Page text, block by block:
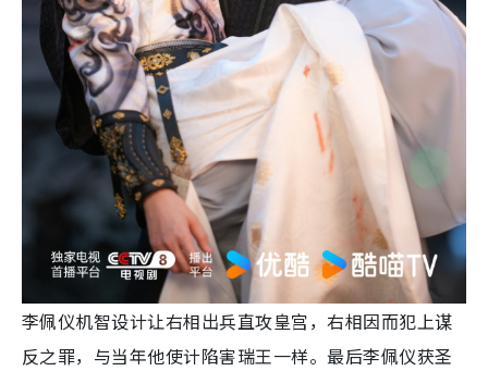
李佩仪机智设计让右相出兵直攻皇宫，右相因而犯上谋
反之罪，与当年他使计陷害瑞王一样。最后李佩仪获圣